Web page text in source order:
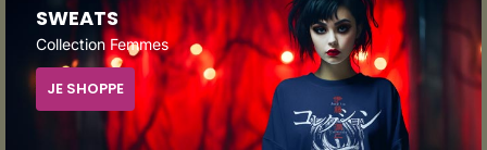
SWEATS
Collection Femmes
JE SHOPPE